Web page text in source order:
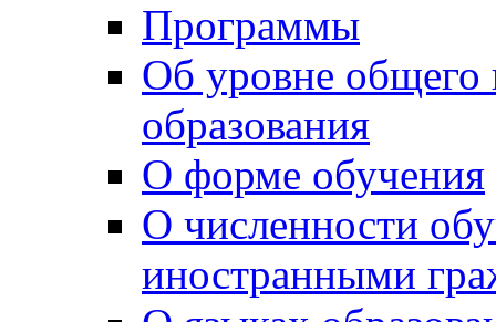
Программы
Об уровне общего
образования
О форме обучения
О численности
иностранными